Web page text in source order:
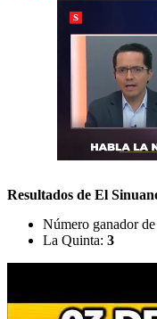
Resultados de El
Número ganador
La Quinta: 3